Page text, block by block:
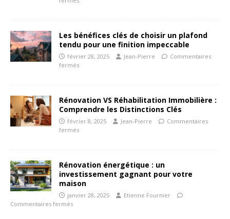
Les bénéfices clés de choisir un plafond
tendu pour une finition impeccable
février 28, 2025 Jean-Pierre
Commentaires
fermés
Rénovation VS Réhabilitation Immobilière :
Comprendre les Distinctions Clés
février 8, 2025 Jean-Pierre
Commentaires
fermés
Rénovation énergétique : un
investissement gagnant pour votre
maison
janvier 28, 2025
Etienne Fournier
Commentaires fermés